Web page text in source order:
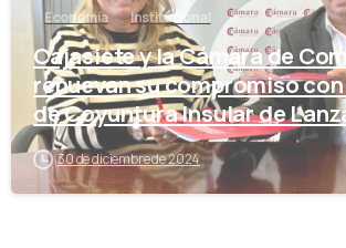
Economía Institucional
Cajasiete y la Cámara de
renuevan su compromiso
de Coyuntura Insular de
30 de diciembre de 2024